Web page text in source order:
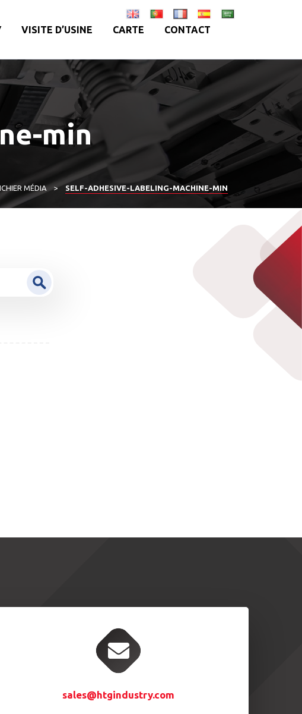
VISITE D’USINE CARTE CONTACT
min
MÉDIA > SELF-ADHESIVE-LABELING-MACHINE-MIN
sales@htgindustry.com